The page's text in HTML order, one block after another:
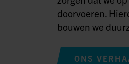
doorvoeren.
bouwen we
ONS